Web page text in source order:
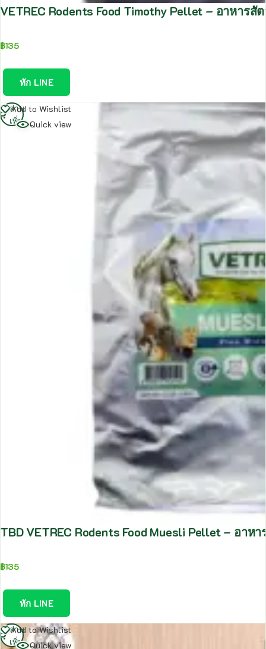
VETREC Rodents Food Timothy Pellet – อาหา
฿135
ทัก LINE
Add to Wishlist
Quick view
TBD VETREC Rodents Food Muesli Pellet – อา
฿135
ทัก LINE
อ่าน
เพิ่ม
Add to Wishlist
Quick view
อ่าน
เพิ่ม